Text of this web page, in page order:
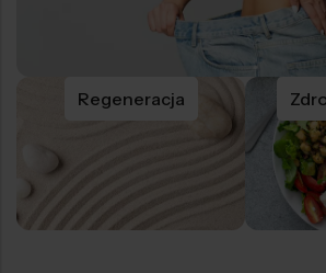
Regeneracja